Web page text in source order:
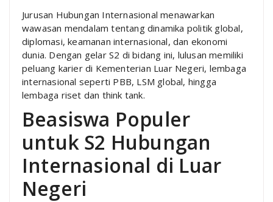
Jurusan Hubungan Internasional menawarkan
wawasan mendalam tentang dinamika politik global,
diplomasi, keamanan internasional, dan ekonomi
dunia. Dengan gelar S2 di bidang ini, lulusan memiliki
peluang karier di Kementerian Luar Negeri, lembaga
internasional seperti PBB, LSM global, hingga
lembaga riset dan think tank.
Beasiswa Populer
untuk S2 Hubungan
Internasional di Luar
Negeri